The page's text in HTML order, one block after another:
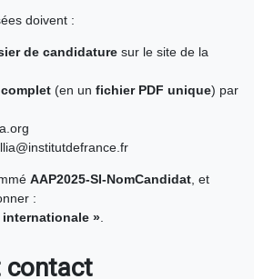
doivent :
de candidaturesur le site de la
(en un fichier PDF unique) par
AAP2025-SI-NomCandidat, et
:
internationale ».
contact